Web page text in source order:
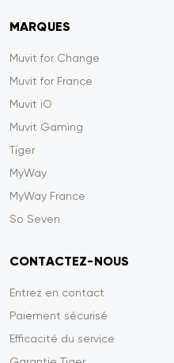
MARQUES
Muvit for Change
Muvit for France
Muvit iO
Muvit Gaming
Tiger
MyWay
MyWay France
So Seven
CONTACTEZ-NOUS
Entrez en contact
Paiement sécurisé
Efficacité du service